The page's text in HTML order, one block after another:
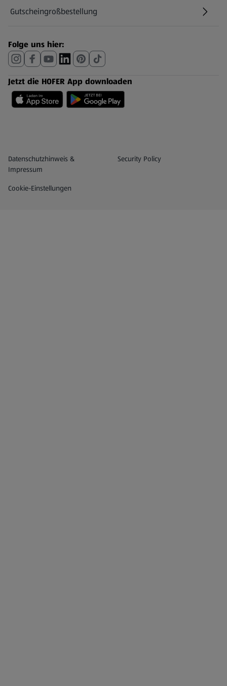
Gutscheingroßbestellung
(öffnet in einem neuen Tab)
Folge uns hier:
Jetzt die HOFER App downloaden
Datenschutz- und Richtlinienmenü
Datenschutzhinweis &
Impressum
Security Policy
(öffnet in einem neuen Tab)
Cookie-Einstellungen